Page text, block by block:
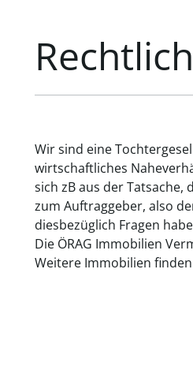
Wir sind eine
wirtschaftliches
sich zB aus der Tatsache,
zum Auftraggeber, also
diesbezüglich Fragen
Die ÖRAG Immobilien
Weitere Immobilien